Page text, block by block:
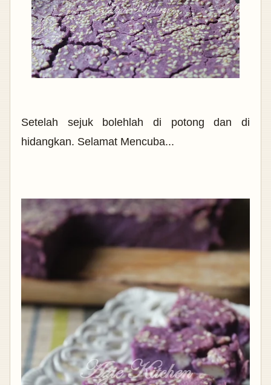
Setelah sejuk bolehlah di potong dan di
hidangkan. Selamat Mencuba...